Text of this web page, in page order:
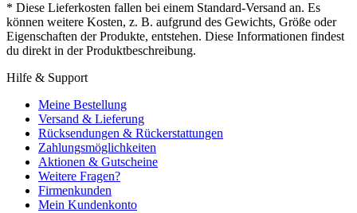
* Diese Lieferkosten fallen bei einem Standard-Versand an. Es
können weitere Kosten, z. B. aufgrund des Gewichts, Größe oder
Eigenschaften der Produkte, entstehen. Diese Informationen findest
du direkt in der Produktbeschreibung.
Hilfe & Support
Meine Bestellung
Versand & Lieferung
Rücksendungen & Rückerstattungen
Zahlungsmöglichkeiten
Aktionen & Gutscheine
Weitere Fragen?
Firmenkunden
Mein Kundenkonto